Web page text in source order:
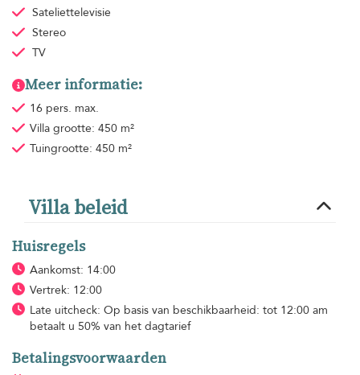
Sateliettelevisie
Stereo
TV
Meer informatie:
16 pers. max.
Villa grootte: 450 m²
Tuingrootte: 450 m²
Villa beleid
Huisregels
Aankomst: 14:00
Vertrek: 12:00
Late uitcheck: Op basis van beschikbaarheid: tot 12:00 am
betaalt u 50% van het dagtarief
Betalingsvoorwaarden